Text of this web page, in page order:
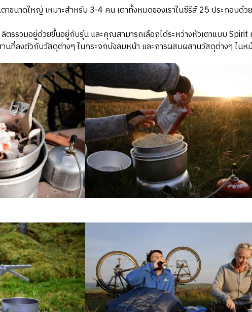
ตาขนาดใหญ่ เหมาะสำหรับ 3-4 คน เตาทั้งหมดของเราในซีรีส์ 25 ประกอ
ตรรวมอยู่ด้วยขึ้นอยู่กับรุ่น และคุณสามารถเลือกได้ระหว่างหัวเตาแบบ
ที่ลงตัวกับวัสดุต่างๆ ในกระจกบังลมหน้า และการผสมผสานวัสดุต่างๆ ในห